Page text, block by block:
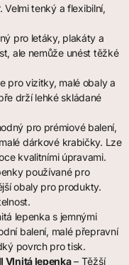
tenký a flexibilní,
pro letáky, plakáty a
ale nemůže unést těžké
pro vizitky, malé obaly a
drží lehké skládané
pro prémiové balení,
dárkové krabičky. Lze
kvalitními úpravami.
používané pro
obaly pro produkty.
lepenka s jemnými
balení, malé přepravní
povrch pro tisk.
Vlnitá lepenka– Těžší